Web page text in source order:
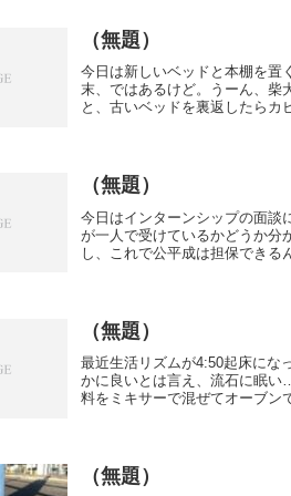
（無題）
今日は新しいベッドと本棚を置
末、ではあるけど。うーん、
と、古いベッドを裏返したら
（無題）
今日はインターンシップの面談
が一人で受けているかどうか分
し、これで公平成は担保でき
（無題）
最近生活リズムが4:50起床にな
かに良いとは言え、流石に眠
料をミキサーで混ぜてオーブン
（無題）